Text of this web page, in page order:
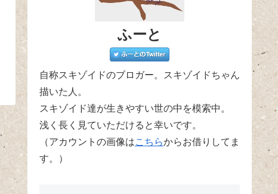
ふーと
自称スキゾイドのブロガー。スキゾイドちゃん
描いた人。
スキゾイド達が生きやすい世の中を模索中。
浅く長く見ていただけると幸いです。
（アカウントの画像はこちらからお借りしてま
す。）